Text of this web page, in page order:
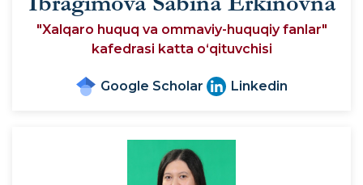
"Xalqaro huquq va ommaviy-huquqiy fanlar"
kafedrasi katta o‘qituvchisi
Google Scholar Linkedin